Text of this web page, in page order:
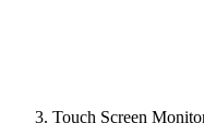
Touch Screen